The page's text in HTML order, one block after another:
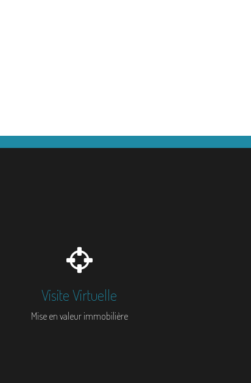
Visite Virtuelle
Mise en valeur immobilière